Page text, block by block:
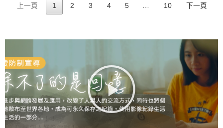
上一頁 1 2 3 4 5 10 下一頁